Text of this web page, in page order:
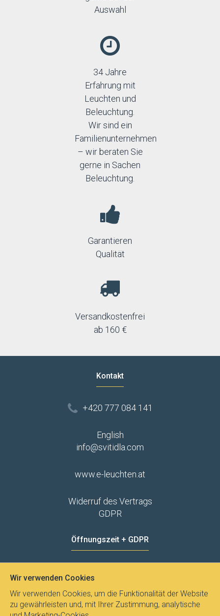
Auswahl
34 Jahre
Erfahrung mit
Leuchten und
Beleuchtung.
Wir sind ein
Familienunternehmen
– wir beraten Sie
gerne in Sachen
Beleuchtung.
Garantieren
Qualität
Versandkostenfrei
ab 160 €
Kontakt
+420 777 084 141
English
info@svitidla.com
www.e-leuchten.at
Widerruf des Vertrags
GDPR
Öffnungszeit + GDPR
Wir verwenden Cookies
Wir verwenden Cookies, um die Funktionalität der Website
zu gewährleisten und, mit Ihrer Zustimmung, analytische